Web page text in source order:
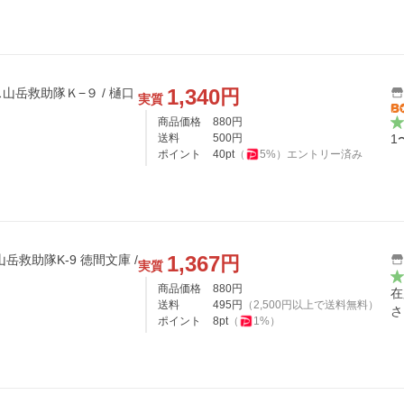
岳救助隊Ｋ−９ / 樋口 実質 1,340円
商品価格 880円
送料
500円
ポイント
40pt（ 5%） エントリー済み
1
岳救助隊K-9 徳間文庫 /実質 1,367円
商品価格 880円
送料
495 円 （2,500 円以上で送料無料）
ポイント
8pt（ 1%）